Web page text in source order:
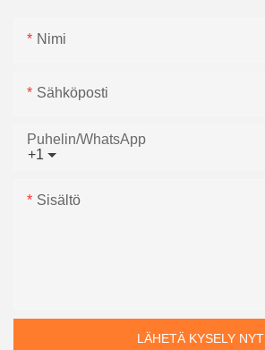
Nimi
Sähköposti
+1
Puhelin/WhatsApp
Sisältö
LÄHETÄ KYSELY NYT